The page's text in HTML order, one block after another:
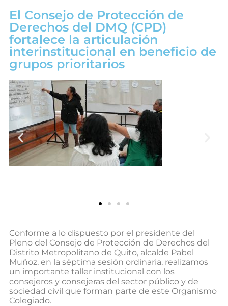
El Consejo de Protección de
Derechos del DMQ (CPD)
fortalece la articulación
interinstitucional en beneficio de
grupos prioritarios
Conforme a lo dispuesto por el presidente del
Pleno del Consejo de Protección de Derechos del
Distrito Metropolitano de Quito, alcalde Pabel
Muñoz, en la séptima sesión ordinaria, realizamos
un importante taller institucional con los
consejeros y consejeras del sector público y de
sociedad civil que forman parte de este Organismo
Colegiado.